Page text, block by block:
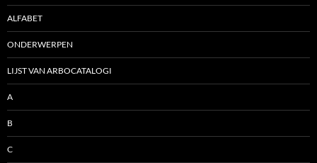
ALFABET
ONDERWERPEN
LIJST VAN ARBOCATALOGI
A
B
C